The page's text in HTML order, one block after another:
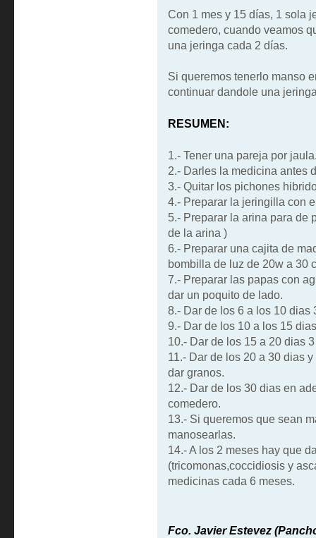
Con 1 mes y 15 días, 1 sola
comedero, cuando veamos
una jeringa cada 2 días.
Si queremos tenerlo manso
continuar dandole una
RESUMEN:
1.- Tener una pareja por
2.- Darles la medicina antes
3.- Quitar los pichones
4.- Preparar la jeringilla con
5.- Preparar la arina para de
de la arina )
6.- Preparar una cajita de
bombilla de luz de 20w a 30
7.- Preparar las papas con
dar un poquito de lado.
8.- Dar de los 6 a los 10 dias
9.- Dar de los 10 a los 15
10.- Dar de los 15 a 20 dias
11.- Dar de los 20 a 30 dias
dar granos.
12.- Dar de los 30 dias en
comedero.
13.- Si queremos que sean
manosearlas.
14.- A los 2 meses hay que
(tricomonas,coccidiosis y
medicinas cada 6 meses.
Fco. Javier Estevez